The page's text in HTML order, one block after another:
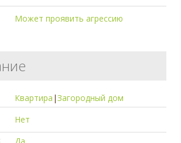
Может проявить агрессию
Квартира |Загородный дом
Нет